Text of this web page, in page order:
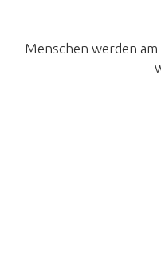
Menschen werden